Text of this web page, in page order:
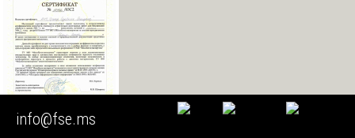
все лицензии →
info@fse.ms